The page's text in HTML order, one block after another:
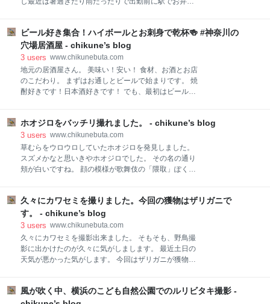
ゃ美味いです。 まだ食うんかい！ 食います。 ハマグ
リの酒蒸しと大海老とナスの天ぷらです。 えびもかな
りでっかいです。 火の酒蒸しを作った時のだし汁で作
る締めの一品。 ハマグリ出汁の
る。 今回は大好きなお弁当２つです。 【蕎麦屋の天む
す】 これ美味しい！毎日でも食べれる！しかし、毎日
は置いていない。 ボーリュームもけっこぷあるのです
が意外に低カロリーなんです。 エビの天ぷらも普通に
食べると胃がもたれる。 あぶらかな！ 天むすになる
と全然もたれない。 さっぱりしている。 もちもちの
はロースカツの方が好きですが、 ヒレカツ丼はロース
程脂っぽくなく食べやすい。 ちょっとカツが薄い気も
しますが。これがなぜかバランスがいいのです。 ま
ビール好き集合！ハイボールとお刺身で乾杯🍻 #神奈川の
穴場居酒屋 - chikune’s blog
3 users www.chikunebuta.com
地元の居酒屋さん。 美味い！安い！ 食材、お酒とお店
のこだわり。 まずはお通しとビールで始まりです。 焼
酎好きです！日本酒好きです！ でも、最初はビールで
す。 基本的にお刺身がお勧めです。 まーなんでもです
が。 黒板に書かれたその日のお勧めを注文するのが良
いでしょう！ この日は鯵のなめろうがお勧めでありま
した。 鯵のなめろう！大好きなんです。迷わず注文。
ハンバーグ２個分はある。 いやーレギュラーでおい
たりですね。 お酒がすすむと揚げ物が欲しくなってし
まう。 マグロの唐揚げを追加注文です。 食べ過ぎで
す。 お腹いっぱいです。 美味しいお魚とつまみでお酒
を飲みたい方。 近くに寄った際は是非！ 神
ホオジロをバッチリ撮れました。 - chikune’s blog
3 users www.chikunebuta.com
草むらをウロウロしていたホオジロを発見しました。
スズメかなと思いきやホオジロでした。 その名の通り
頬が白いですね。 顔の模様が歌舞伎の「隈取」ぽくて
この辺で。
久々にカワセミを撮りました。今回の獲物はザリガニで
す。 - chikune’s blog
3 users www.chikunebuta.com
久々にカワセミを撮影出来ました。 そもそも、野鳥撮
影に出かけたのが久々に気がしまします。 最近土日の
天気が悪かった気がします。 今回はザリガニが獲物だ
天だったので綺麗な青色が出ていますね。 割と近くで
風が吹く中、横浜のこども自然公園でのルリビタキ撮影 -